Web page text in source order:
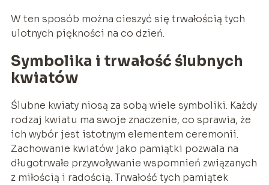
W ten sposób można cieszyć się trwałością tych
ulotnych piękności na co dzień.
Symbolika i trwałość ślubnych
kwiatów
Ślubne kwiaty niosą za sobą wiele symboliki. Każdy
rodzaj kwiatu ma swoje znaczenie, co sprawia, że
ich wybór jest istotnym elementem ceremonii.
Zachowanie kwiatów jako pamiątki pozwala na
długotrwałe przywoływanie wspomnień związanych
z miłością i radością. Trwałość tych pamiątek